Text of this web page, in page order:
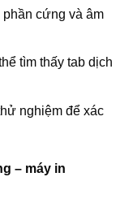
phần cứng và âm
tìm thấy tab dịch
nghiệm để xác
– máy in